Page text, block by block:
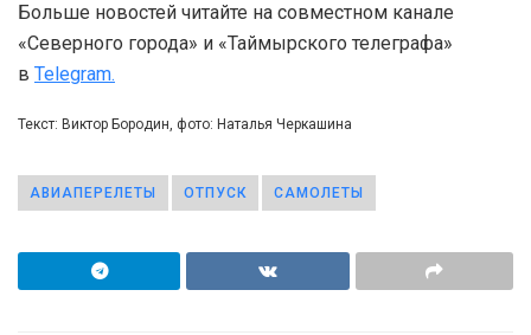
Больше новостей читайте на совместном канале
«Северного города» и «Таймырского телеграфа»
в Telegram.
Текст: Виктор Бородин, фото: Наталья Черкашина
АВИАПЕРЕЛЕТЫ ОТПУСК САМОЛЕТЫ